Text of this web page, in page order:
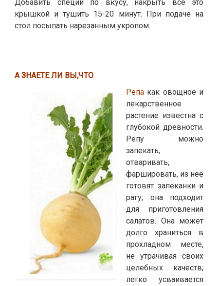
Добавить специи по вкусу, накрыть все это
крышкой и тушить 15-20 минут. При подаче на
стол посыпать нарезанным укропом.
А ЗНАЕТЕ ЛИ ВЫ,ЧТО
Репа как овощное и
лекарственное
растение известна с
глубокой древности.
Репу можно
запекать,
отваривать,
фаршировать, из неё
готовят запеканки и
рагу, она подходит
для приготовления
салатов. Она может
долго храниться в
прохладном месте,
не утрачивая своих
целебных качеств;
легко усваивается